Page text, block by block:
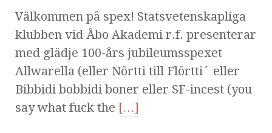
Välkommen på spex! Statsvetenskapliga
klubben vid Åbo Akademi r.f. presenterar
med glädje 100-års jubileumsspexet
Allwarella (eller Nörtti till Flörtti´ eller
Bibbidi bobbidi boner eller SF-incest (you
say what fuck the […]